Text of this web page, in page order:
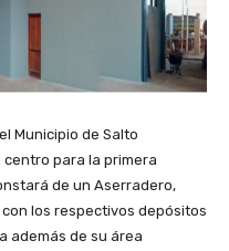
Municipio de Salto
para la primera
de un Aserradero,
los respectivos depósitos
además de su área